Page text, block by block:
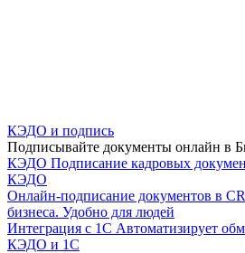
КЭДО и подпись
Подписывайте документы онлайн в
КЭДО Подписание кадровых
КЭДО
Онлайн-подписание документов в
бизнеса. Удобно для людей
Интеграция с 1С Автоматизирует
КЭДО и 1С